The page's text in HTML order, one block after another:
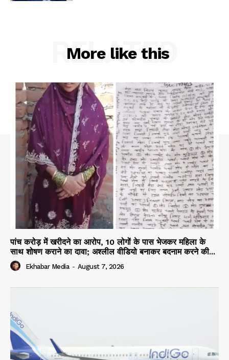
More like this
RELATED
पांच करोड़ में खरीदने का आरोप, 10 लोगों के पास भेजकर महिला के
साथ शोषण कराने का दावा; अश्लील वीडियो बनाकर बदनाम करने की...
Ekhabar Media - August 7, 2026